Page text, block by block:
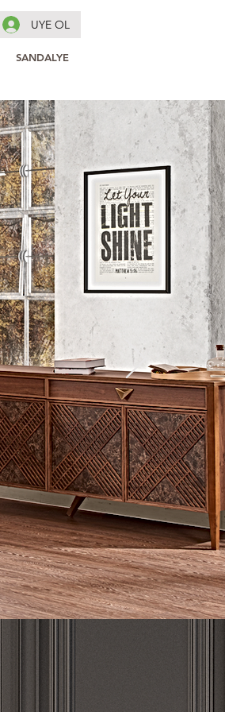
UYE OL
SANDALYE